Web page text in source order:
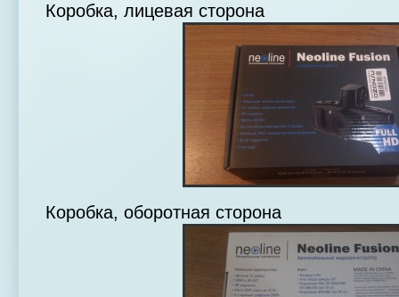
Коробка, лицевая сторона
Коробка, оборотная сторона